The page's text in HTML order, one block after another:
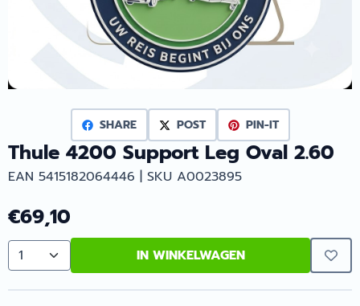
SHARE POST PIN-IT
Thule 4200 Support Leg Oval 2.60
EAN 5415182064446 | SKU A0023895
€69,10
Aantal IN WINKELWAGEN